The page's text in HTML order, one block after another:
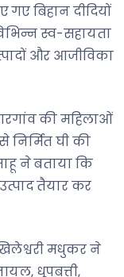
गए बिहान दीदियों
स्व-सहायता
और आजीविका
की महिलाओं
घी की
ने बताया कि
तैयार कर
मधुकर ने
धूपबत्ती,